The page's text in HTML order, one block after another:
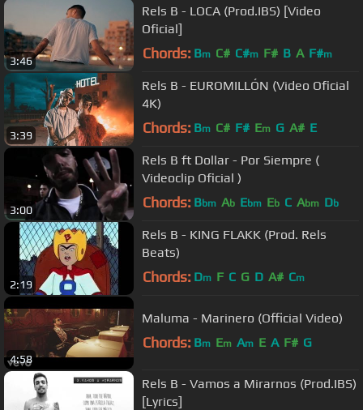
3:46
Rels B - LOCA (Prod.IBS) [Video
Oficial]
Chords: Bm C# C#m F# B A F#m
3:39
Rels B - EUROMILLÓN (Video Oficial
4K)
Chords: Bm C# F# Em G A# E
3:00
Rels B ft Dollar - Por Siempre (
Videoclip Oficial )
Chords: Bbm Ab Ebm Eb C Abm Db
2:19
Rels B - KING FLAKK (Prod. Rels
Beats)
Chords: Dm F C G D A# Cm
4:58
Maluma - Marinero (Official Video)
Chords: Bm Em Am E A F# G
Rels B - Vamos a Mirarnos (Prod.IBS)
[Lyrics]